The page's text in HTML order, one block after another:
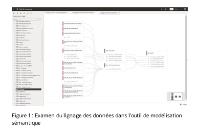
Figure 1 : Examen du lignage des données dans l'outil de modélisation
sémantique